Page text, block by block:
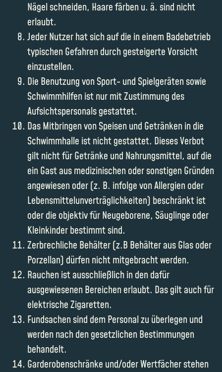
Nägel schneiden, Haare färben u. ä. sind nicht
erlaubt.
Jeder Nutzer hat sich auf die in einem Badebetrieb
typischen Gefahren durch gesteigerte Vorsicht
einzustellen.
Die Benutzung von Sport- und Spielgeräten sowie
Schwimmhilfen ist nur mit Zustimmung des
Aufsichtspersonals gestattet.
Das Mitbringen von Speisen und Getränken in die
Schwimmhalle ist nicht gestattet. Dieses Verbot
gilt nicht für Getränke und Nahrungsmittel, auf die
ein Gast aus medizinischen oder sonstigen Gründen
angewiesen oder (z. B. infolge von Allergien oder
Lebensmittelunverträglichkeiten) beschränkt ist
oder die objektiv für Neugeborene, Säuglinge oder
Kleinkinder bestimmt sind.
Zerbrechliche Behälter (z.B Behälter aus Glas oder
Porzellan) dürfen nicht mitgebracht werden.
Rauchen ist ausschließlich in den dafür
ausgewiesenen Bereichen erlaubt. Das gilt auch für
elektrische Zigaretten.
Fundsachen sind dem Personal zu überlegen und
werden nach den gesetzlichen Bestimmungen
behandelt.
Garderobenschränke und/oder Wertfächer stehen